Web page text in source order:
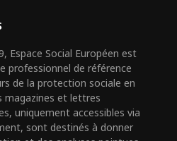
Espace Social Européen est
professionnel de référence
de la protection sociale en
magazines et lettres
uniquement accessibles via
sont destinés à donner